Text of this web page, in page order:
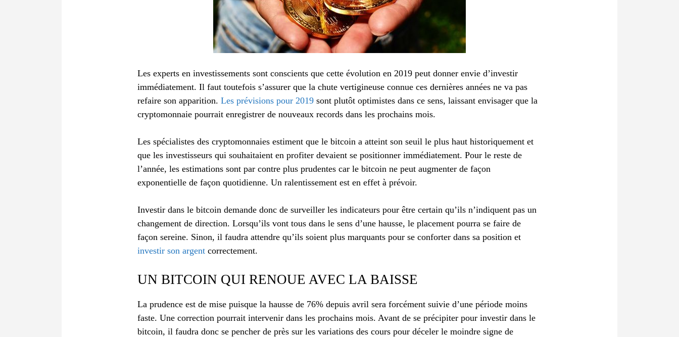
Les experts en investissements sont conscients que cette évolution en 2019 peut donner envie d’investir
immédiatement. Il faut toutefois s’assurer que la chute vertigineuse connue ces dernières années ne va pas
refaire son apparition. Les prévisions pour 2019 sont plutôt optimistes dans ce sens, laissant envisager que la
cryptomonnaie pourrait enregistrer de nouveaux records dans les prochains mois.
Les spécialistes des cryptomonnaies estiment que le bitcoin a atteint son seuil le plus haut historiquement et
que les investisseurs qui souhaitaient en profiter devaient se positionner immédiatement. Pour le reste de
l’année, les estimations sont par contre plus prudentes car le bitcoin ne peut augmenter de façon
exponentielle de façon quotidienne. Un ralentissement est en effet à prévoir.
Investir dans le bitcoin demande donc de surveiller les indicateurs pour être certain qu’ils n’indiquent pas un
changement de direction. Lorsqu’ils vont tous dans le sens d’une hausse, le placement pourra se faire de
façon sereine. Sinon, il faudra attendre qu’ils soient plus marquants pour se conforter dans sa position et
investir son argent correctement.
UN BITCOIN QUI RENOUE AVEC LA BAISSE
La prudence est de mise puisque la hausse de 76% depuis avril sera forcément suivie d’une période moins
faste. Une correction pourrait intervenir dans les prochains mois. Avant de se précipiter pour investir dans le
bitcoin, il faudra donc se pencher de près sur les variations des cours pour déceler le moindre signe de